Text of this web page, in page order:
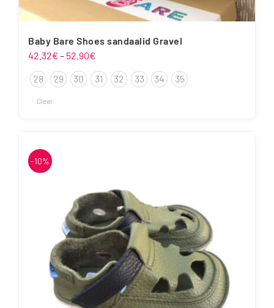
Baby Bare Shoes sandaalid Gravel
42.32€ – 52.90€
42.32€
kuni
28 29 30 31 32 33 34 35
Clear
-10%